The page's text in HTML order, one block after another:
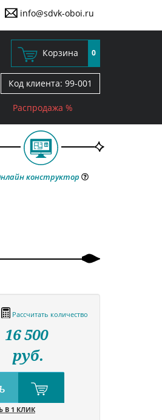
info@sdvk-oboi.ru
Корзина 0
Код клиента: 99-001
Распродажа %
конструктор
Рассчитать количество
16 500
руб.
В 1 КЛИК